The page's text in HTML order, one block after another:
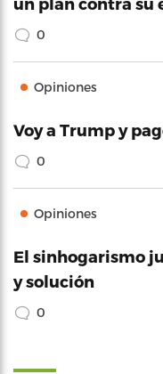
0
Opiniones
Voy a Trump y
0
Opiniones
El sinhogarismo
y solución
0